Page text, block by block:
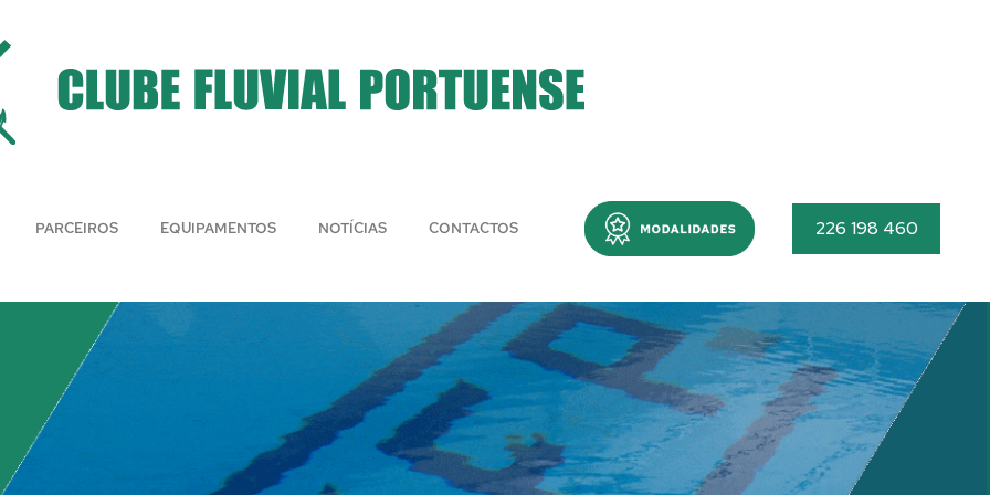
PARCEIROS EQUIPAMENTOS NOTÍCIAS CONTACTOS Menu 226 198 460